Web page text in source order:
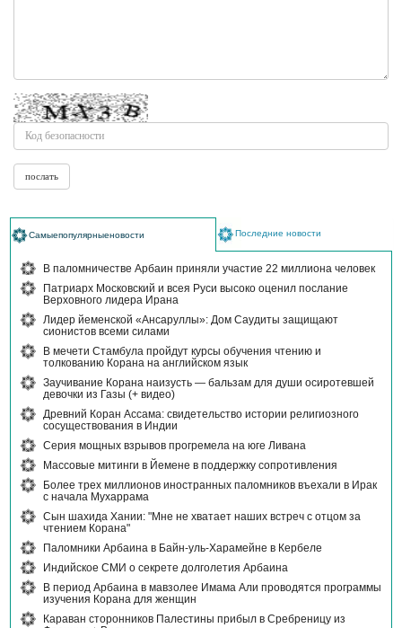
Самыепопулярныеновости Последние новости
В паломничестве Арбаин приняли участие 22 миллиона человек
Патриарх Московский и всея Руси высоко оценил послание
Верховного лидера Ирана
Лидер йеменской «Ансаруллы»: Дом Саудиты защищают
сионистов всеми силами
В мечети Стамбула пройдут курсы обучения чтению и
толкованию Корана на английском язык
Заучивание Корана наизусть — бальзам для души осиротевшей
девочки из Газы (+ видео)
Древний Коран Ассама: свидетельство истории религиозного
сосуществования в Индии
Серия мощных взрывов прогремела на юге Ливана
Массовые митинги в Йемене в поддержку сопротивления
Более трех миллионов иностранных паломников въехали в Ирак
с начала Мухаррама
Сын шахида Хании: "Мне не хватает наших встреч с отцом за
чтением Корана"
Паломники Арбаина в Байн-уль-Харамейне в Кербеле
Индийское СМИ о секрете долголетия Арбаина
В период Арбаина в мавзолее Имама Али проводятся программы
изучения Корана для женщин
Караван сторонников Палестины прибыл в Сребреницу из